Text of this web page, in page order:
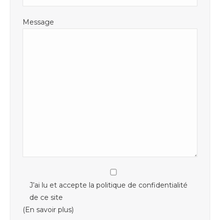
Message
J’ai lu et accepte la politique de confidentialité
de ce site
(En savoir plus)